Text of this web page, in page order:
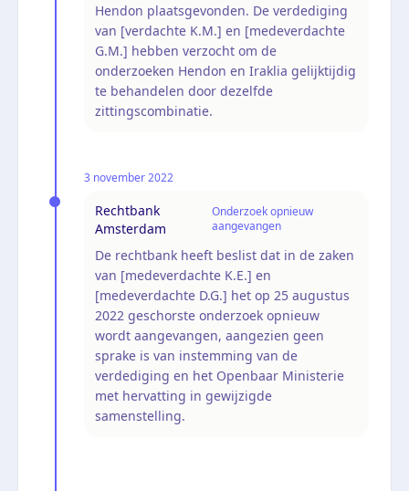
Hendon plaatsgevonden. De verdediging
van [verdachte K.M.] en [medeverdachte
G.M.] hebben verzocht om de
onderzoeken Hendon en Iraklia gelijktijdig
te behandelen door dezelfde
zittingscombinatie.
3 november 2022
Rechtbank
Amsterdam
Onderzoek opnieuw
aangevangen
De rechtbank heeft beslist dat in de zaken
van [medeverdachte K.E.] en
[medeverdachte D.G.] het op 25 augustus
2022 geschorste onderzoek opnieuw
wordt aangevangen, aangezien geen
sprake is van instemming van de
verdediging en het Openbaar Ministerie
met hervatting in gewijzigde
samenstelling.